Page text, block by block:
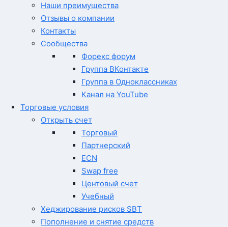
Наши преимущества
Отзывы о компании
Контакты
Сообщества
Форекс форум
Группа ВКонтакте
Группа в Одноклассниках
Канал на YouTube
Торговые условия
Открыть счет
Торговый
Партнерский
ECN
Swap free
Центовый счет
Учебный
Хеджирование рисков SBT
Пополнение и снятие средств